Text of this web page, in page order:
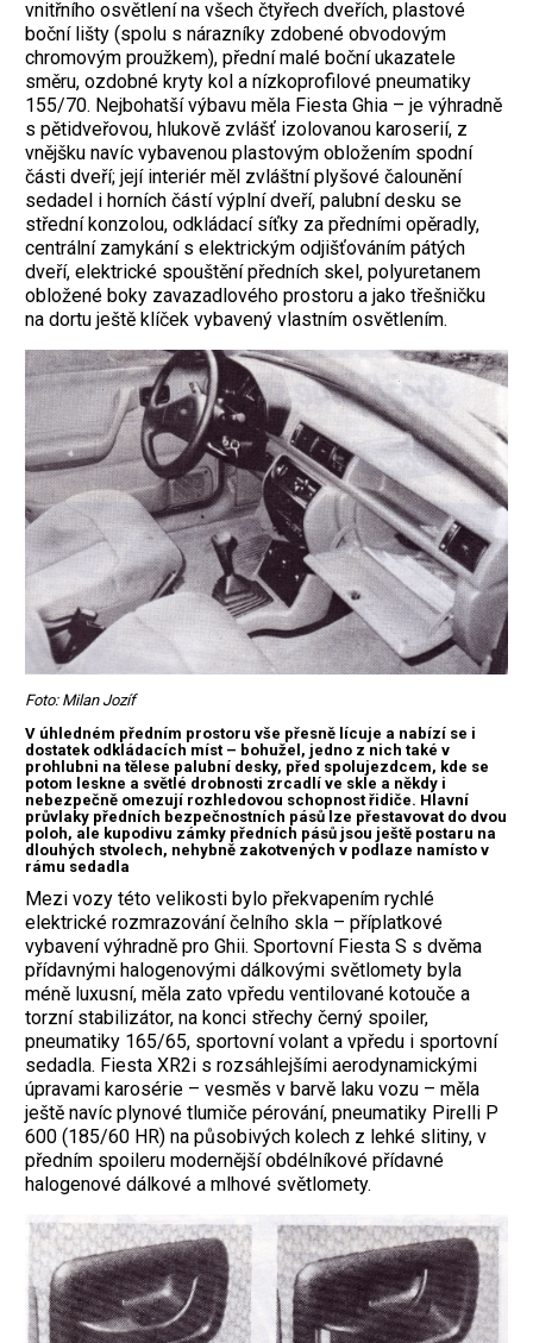
vnitřního osvětlení na všech čtyřech dveřích, plastové
boční lišty (spolu s nárazníky zdobené obvodovým
chromovým proužkem), přední malé boční ukazatele
směru, ozdobné kryty kol a nízkoprofilové pneumatiky
155/70. Nejbohatší výbavu měla Fiesta Ghia – je výhradně
s pětidveřovou, hlukově zvlášť izolovanou karoserií, z
vnějšku navíc vybavenou plastovým obložením spodní
části dveří; její interiér měl zvláštní plyšové čalounění
sedadel i horních částí výplní dveří, palubní desku se
střední konzolou, odkládací síťky za předními opěradly,
centrální zamykání s elektrickým odjišťováním pátých
dveří, elektrické spouštění předních skel, polyuretanem
obložené boky zavazadlového prostoru a jako třešničku
na dortu ještě klíček vybavený vlastním osvětlením.
Foto: Milan Jozíf
V úhledném předním prostoru vše přesně lícuje a nabízí se i
dostatek odkládacích míst – bohužel, jedno z nich také v
prohlubni na tělese palubní desky, před spolujezdcem, kde se
potom leskne a světlé drobnosti zrcadlí ve skle a někdy i
nebezpečně omezují rozhledovou schopnost řidiče. Hlavní
průvlaky předních bezpečnostních pásů lze přestavovat do dvou
poloh, ale kupodivu zámky předních pásů jsou ještě postaru na
dlouhých stvolech, nehybně zakotvených v podlaze namísto v
rámu sedadla
Mezi vozy této velikosti bylo překvapením rychlé
elektrické rozmrazování čelního skla – příplatkové
vybavení výhradně pro Ghii. Sportovní Fiesta S s dvěma
přídavnými halogenovými dálkovými světlomety byla
méně luxusní, měla zato vpředu ventilované kotouče a
torzní stabilizátor, na konci střechy černý spoiler,
pneumatiky 165/65, sportovní volant a vpředu i sportovní
sedadla. Fiesta XR2i s rozsáhlejšími aerodynamickými
úpravami karosérie – vesměs v barvě laku vozu – měla
ještě navíc plynové tlumiče pérování, pneumatiky Pirelli P
600 (185/60 HR) na působivých kolech z lehké slitiny, v
předním spoileru modernější obdélníkové přídavné
halogenové dálkové a mlhové světlomety.